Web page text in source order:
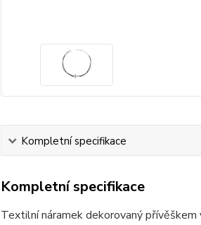
Kompletní specifikace
Kompletní specifikace
Textilní náramek dekorovaný přívěškem